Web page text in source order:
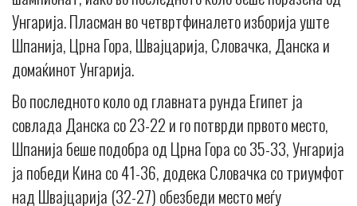
Унгарија. Пласман во четвртфиналето изборија уште
Шпанија, Црна Гора, Швајцарија, Словачка, Данска и
домаќинот Унгарија.
Во последното коло од главната рунда Египет ја
совлада Данска со 23-22 и го потврди првото место,
Шпанија беше подобра од Црна Гора со 35-33, Унгарија
ја победи Кина со 41-36, додека Словачка со триумфот
над Швајцарија (32-27) обезбеди место меѓу